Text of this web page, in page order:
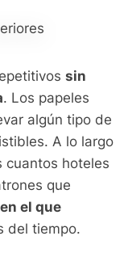
sin
. Los papeles
algún tipo de
A lo largo
cuantos hoteles
que
el que
del tiempo.